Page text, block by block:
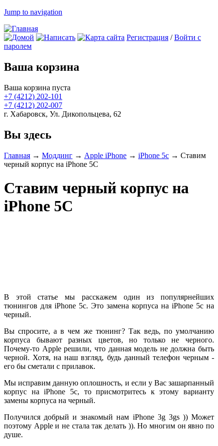
Jump to navigation
Регистрация /Войти с
паролем
Ваша корзина
Ваша корзина пуста
+7 (4212) 202-101
+7 (4212) 202-007
г. Хабаровск, Ул. Дикопольцева, 62
Вы здесь
Главная → Моддинг → Apple iPhone → iPhone 5c → Ставим
черный корпус на iPhone 5C
Ставим черный корпус на
iPhone 5C
В этой статье мы расскажем один из популярнейших
тюнингов для iPhone 5c. Это замена корпуса на iPhone 5c на
черный.
Вы спросите, а в чем же тюнинг? Так ведь, по умолчанию
корпуса бывают разных цветов, но только не черного.
Почему-то Apple решили, что данная модель не должна быть
черной. Хотя, на наш взгляд, будь данный телефон черным -
его бы сметали с прилавок.
Мы исправим данную оплошность, и если у Вас зашарпанный
корпус на iPhone 5c, то присмотритесь к этому варианту
замены корпуса на черный.
Получился добрый и знакомый нам iPhone 3g 3gs )) Может
поэтому Apple и не стала так делать )). Но многим он явно по
душе.